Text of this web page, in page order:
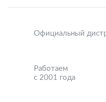
Официальный
Работаем
с 2001 года